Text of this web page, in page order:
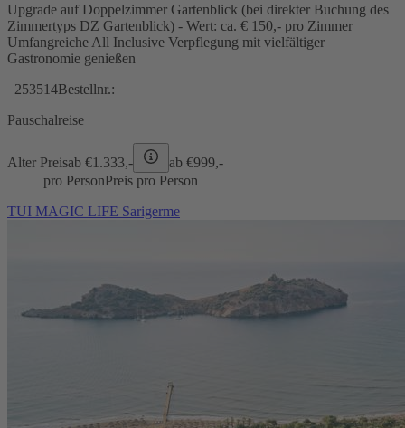
Upgrade auf Doppelzimmer Gartenblick (bei direkter Buchung des
Zimmertyps DZ Gartenblick) - Wert: ca. € 150,- pro Zimmer
Umfangreiche All Inclusive Verpflegung mit vielfältiger
Gastronomie genießen
253514Bestellnr.:
Pauschalreise
Alter Preisab €1.333,- ab €999,-
pro PersonPreis pro Person
TUI MAGIC LIFE Sarigerme